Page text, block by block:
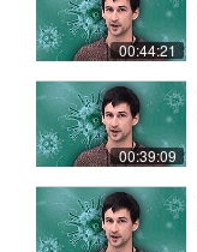
00:44:21
00:39:09